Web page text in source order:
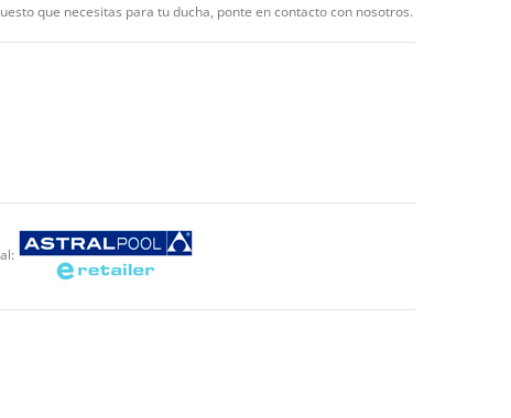
que necesitas para tu ducha, ponte en contacto con nosotros.